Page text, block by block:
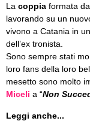
La coppia formata da
lavorando su un
vivono a Catania in
dell’ex tronista.
Sono sempre stati
loro fans della loro
mesetto sono molto
Miceli a “Non
Leggi anche...